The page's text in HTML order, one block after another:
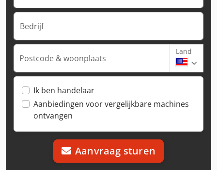
Bedrijf
Postcode & woonplaats
Land
Ik ben handelaar
Aanbiedingen voor vergelijkbare machines
ontvangen
Aanvraag sturen